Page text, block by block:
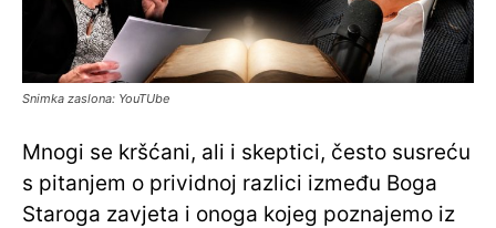
Snimka zaslona: YouTUbe
Mnogi se kršćani, ali i skeptici, često susreću
s pitanjem o prividnoj razlici između Boga
Staroga zavjeta i onoga kojeg poznajemo iz